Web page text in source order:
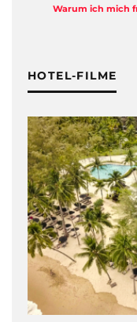
Warum ich mich
HOTEL-FILME